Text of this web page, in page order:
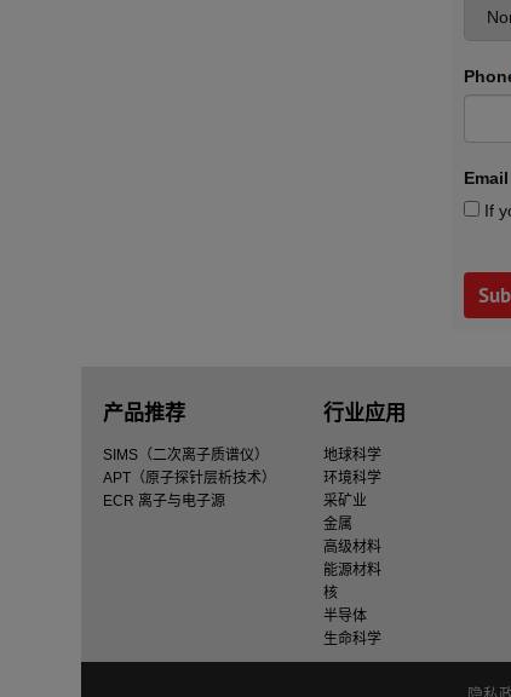
If
产品推荐
SIMS（二次离子质谱仪）
APT（原子探针层析技术）
ECR 离子与电子源
行业应用
地球科学
环境科学
采矿业
金属
高级材料
能源材料
核
半导体
生命科学